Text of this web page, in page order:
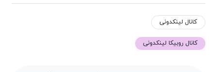
کانال لینکدونی
کانال روبیکا لینکدونی